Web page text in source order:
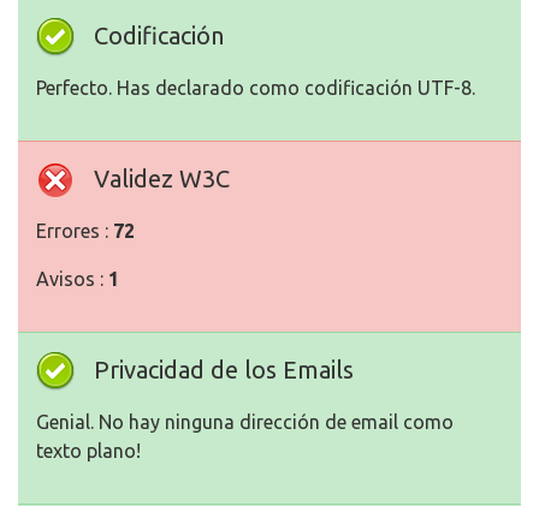
Codificación
Perfecto. Has declarado como codificación UTF-8.
Validez W3C
Errores : 72
Avisos : 1
Privacidad de los Emails
Genial. No hay ninguna dirección de email como
texto plano!